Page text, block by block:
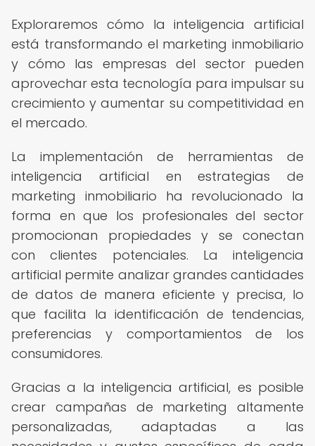
Exploraremos cómo la inteligencia artificial
está transformando el marketing inmobiliario
y cómo las empresas del sector pueden
aprovechar esta tecnología para impulsar su
crecimiento y aumentar su competitividad en
el mercado.
La implementación de herramientas de
inteligencia artificial en estrategias de
marketing inmobiliario ha revolucionado la
forma en que los profesionales del sector
promocionan propiedades y se conectan
con clientes potenciales. La inteligencia
artificial permite analizar grandes cantidades
de datos de manera eficiente y precisa, lo
que facilita la identificación de tendencias,
preferencias y comportamientos de los
consumidores.
Gracias a la inteligencia artificial, es posible
crear campañas de marketing altamente
personalizadas, adaptadas a las